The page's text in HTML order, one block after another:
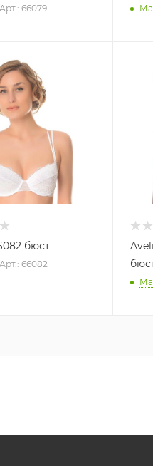
Арт.: 66079
бюст
Арт.: 66082